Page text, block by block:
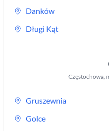
Danków
Długi Kąt
Częstochowa,
Gruszewnia
Golce